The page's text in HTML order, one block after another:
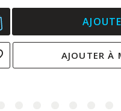
AJOUTER À